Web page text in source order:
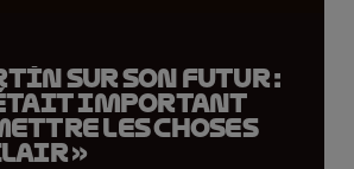
sur son futur :
important
les choses
»